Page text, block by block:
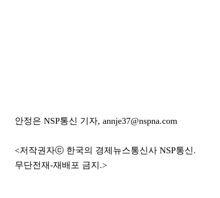
안정은 NSP통신 기자, annje37@nspna.com
<저작권자ⓒ 한국의 경제뉴스통신사 NSP통신.
무단전재-재배포 금지.>